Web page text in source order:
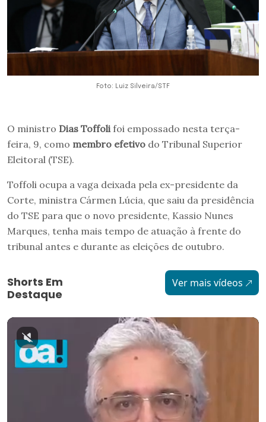
Foto: Luiz Silveira/STF
O ministro Dias Toffoli foi empossado nesta terça-
feira, 9, como membro efetivo do Tribunal Superior
Eleitoral (TSE).
Toffoli ocupa a vaga deixada pela ex-presidente da
Corte, ministra Cármen Lúcia, que saiu da presidência
do TSE para que o novo presidente, Kassio Nunes
Marques, tenha mais tempo de atuação à frente do
tribunal antes e durante as eleições de outubro.
Shorts Em
Destaque
Ver mais vídeos